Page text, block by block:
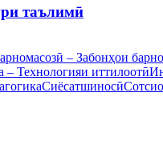
таълимӣ
– Забонҳои
Технологияи иттилоотӣ
Сиёсатшиносӣ